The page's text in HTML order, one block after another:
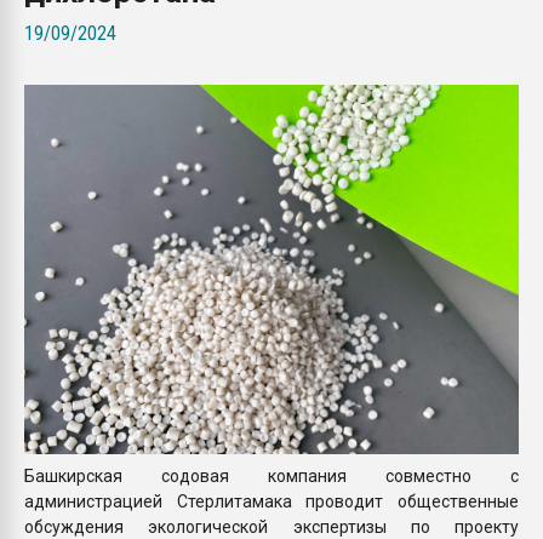
ПЕРЕЙТИ НА
19/09/2024
Башкирская содовая компания совместно с
администрацией Стерлитамака проводит общественные
обсуждения экологической экспертизы по проекту